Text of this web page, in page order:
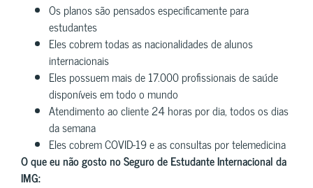
Os planos são pensados especificamente para
estudantes
Eles cobrem todas as nacionalidades de alunos
internacionais
Eles possuem mais de 17.000 profissionais de saúde
disponíveis em todo o mundo
Atendimento ao cliente 24 horas por dia, todos os dias
da semana
Eles cobrem COVID-19 e as consultas por telemedicina
O que eu não gosto no Seguro de Estudante Internacional da
IMG: